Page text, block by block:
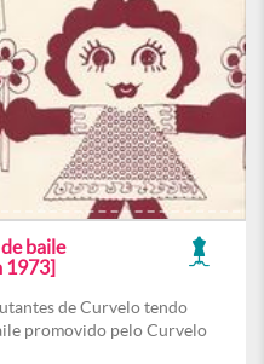
baile
1973]
de Curvelo tendo
promovido pelo Curvelo